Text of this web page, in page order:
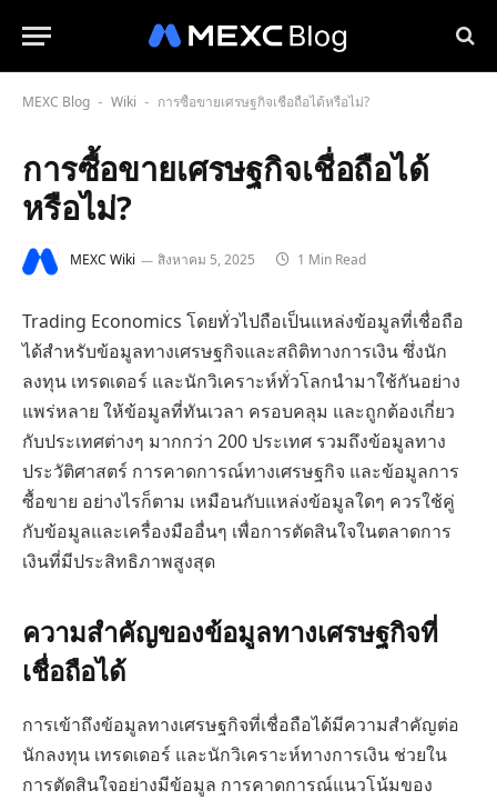
MEXC Blog - Wiki - การซื้อขายเศรษฐกิจเชื่อถือได้หรือไม่?
การซื้อขายเศรษฐกิจเชื่อถือได้
หรือไม่?
MEXC Wiki สิงหาคม 5, 2025 1 Min Read
Trading Economics โดยทั่วไปถือเป็นแหล่งข้อมูลที่เชื่อถือ
ได้สำหรับข้อมูลทางเศรษฐกิจและสถิติทางการเงิน ซึ่งนัก
ลงทุน เทรดเดอร์ และนักวิเคราะห์ทั่วโลกนำมาใช้กันอย่าง
แพร่หลาย ให้ข้อมูลที่ทันเวลา ครอบคลุม และถูกต้องเกี่ยว
กับประเทศต่างๆ มากกว่า 200 ประเทศ รวมถึงข้อมูลทาง
ประวัติศาสตร์ การคาดการณ์ทางเศรษฐกิจ และข้อมูลการ
ซื้อขาย อย่างไรก็ตาม เหมือนกับแหล่งข้อมูลใดๆ ควรใช้คู่
กับข้อมูลและเครื่องมืออื่นๆ เพื่อการตัดสินใจในตลาดการ
เงินที่มีประสิทธิภาพสูงสุด
ความสำคัญของข้อมูลทางเศรษฐกิจที่
เชื่อถือได้
การเข้าถึงข้อมูลทางเศรษฐกิจที่เชื่อถือได้มีความสำคัญต่อ
นักลงทุน เทรดเดอร์ และนักวิเคราะห์ทางการเงิน ช่วยใน
การตัดสินใจอย่างมีข้อมูล การคาดการณ์แนวโน้มของ